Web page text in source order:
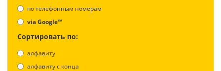
по телефонным номерам
via Google™
Сортировать по:
алфавиту
aлфавиту с конца